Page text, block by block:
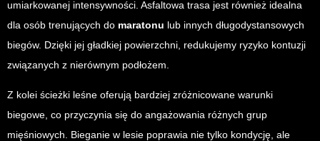
umiarkowanej intensywności. Asfaltowa trasa jest również idealna
dla osób trenujących do maratonu lub innych długodystansowych
biegów. Dzięki jej gładkiej powierzchni, redukujemy ryzyko kontuzji
związanych z nierównym podłożem.
Z kolei ścieżki leśne oferują bardziej zróżnicowane warunki
biegowe, co przyczynia się do angażowania różnych grup
mięśniowych. Bieganie w lesie poprawia nie tylko kondycję, ale